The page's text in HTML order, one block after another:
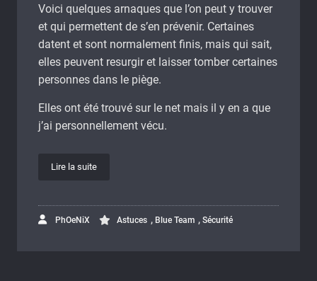
Voici quelques arnaques que l’on peut y trouver
et qui permettent de s’en prévenir. Certaines
datent et sont normalement finis, mais qui sait,
elles peuvent resurgir et laisser tomber certaines
personnes dans le piège.
Elles ont été trouvé sur le net mais il y en a que
j’ai personnellement vécu.
Lire la suite
PhOeNiX Astuces , Blue Team , Sécurité